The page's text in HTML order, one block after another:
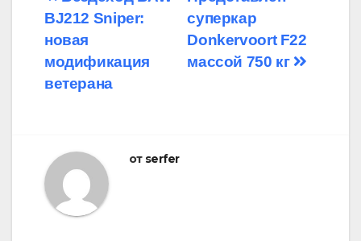
по
записям
суперкар
Donkervoort F22
массой 750 кг
BJ212 Sniper:
новая
модификация
ветерана
от serfer